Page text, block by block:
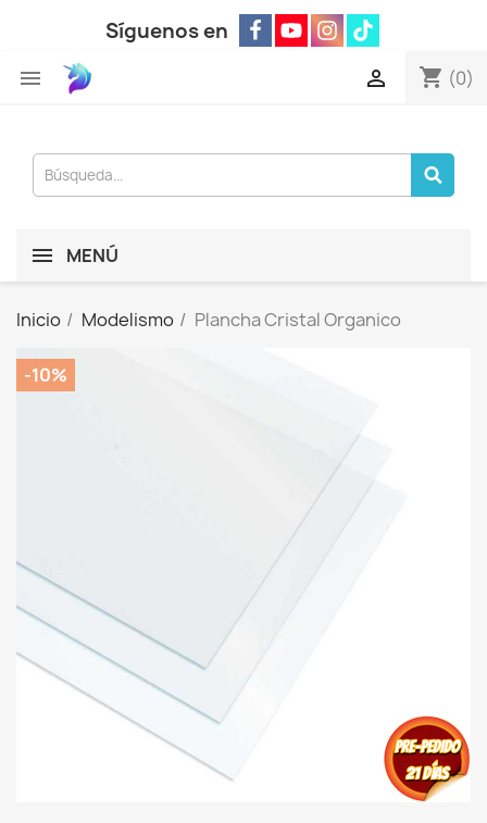
Síguenos en
 shopping_cart (0)

MENÚ
Inicio Modelismo Plancha Cristal Organico
-10%